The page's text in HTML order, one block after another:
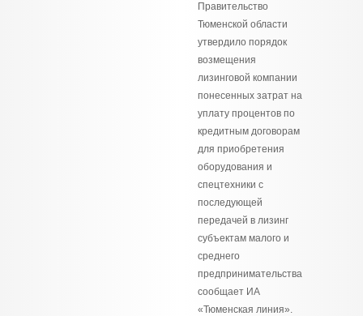
Правительство
Тюменской области
утвердило порядок
возмещения
лизинговой компании
понесенных затрат на
уплату процентов по
кредитным договорам
для приобретения
оборудования и
спецтехники с
последующей
передачей в лизинг
субъектам малого и
среднего
предпринимательства,
сообщает ИА
«Тюменская линия».